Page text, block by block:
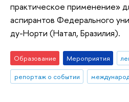
практическое применение»
аспирантов Федерального
ду-Норти (Натал, Бразилия).
Образование Мероприятия
репортаж о событии